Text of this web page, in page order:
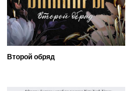
Второй обряд